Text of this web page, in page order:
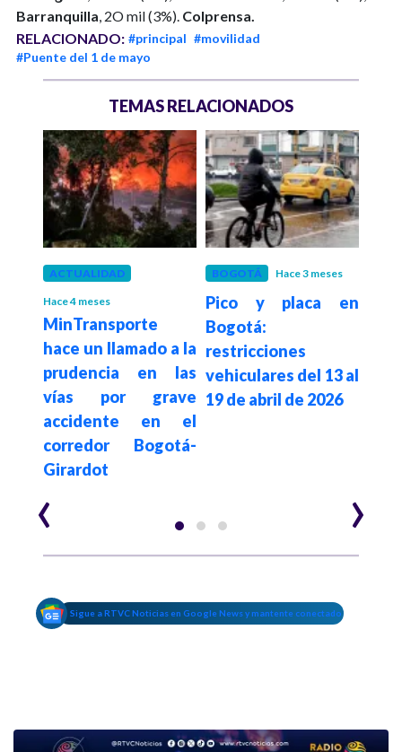
Barranquilla , 2O mil (3%). Colprensa.
RELACIONADO: #principal #movilidad
#Puente del 1 de mayo
TEMAS RELACIONADOS
ACTUALIDAD
Hace 4 meses
MinTransporte
hace un llamado a la
prudencia en las
vías por grave
accidente en el
corredor Bogotá-
Girardot
BOGOTÁ Hace 3 meses
Pico y placa en
Bogotá:
restricciones
vehiculares del 13 al
19 de abril de 2026
‹ ›
Sigue a RTVC Noticias en Google News y mantente conectado